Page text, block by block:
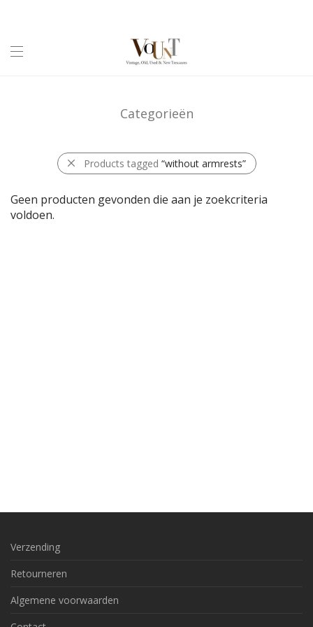
Categorieën
Products tagged “without armrests”
Geen producten gevonden die aan je zoekcriteria
voldoen.
Verzending
Retourneren
Algemene voorwaarden